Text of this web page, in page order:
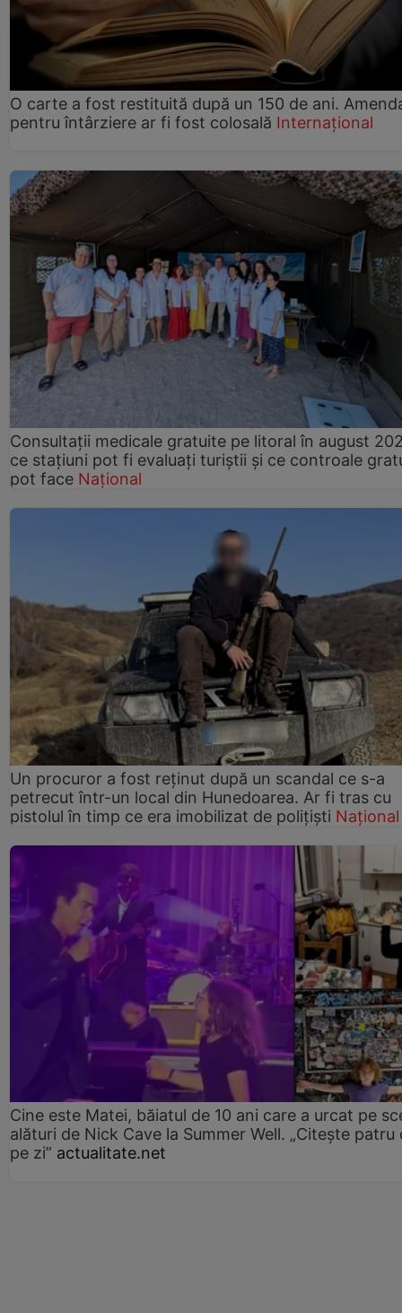
O carte a fost restituită după un 150 de ani.
pentru întârziere ar fi fost colosală Internațional
Consultații medicale gratuite pe litoral în august
ce stațiuni pot fi evaluați turiștii și ce controale
pot face Național
Un procuror a fost reținut după un scandal ce s-a
petrecut într-un local din Hunedoarea. Ar fi tras cu
pistolul în timp ce era imobilizat de polițiști Național
Cine este Matei, băiatul de 10 ani care a urcat pe
alături de Nick Cave la Summer Well. „Citește patru
pe zi” actualitate.net